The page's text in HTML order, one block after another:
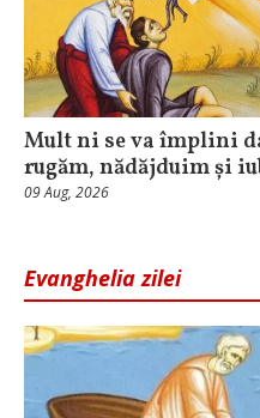
Mult ni se va împlini
rugăm, nădăjduim și
09 Aug, 2026
Evanghelia zilei